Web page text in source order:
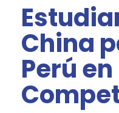
China
Perú